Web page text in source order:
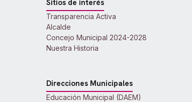
Sitios de interés
Transparencia Activa
Alcalde
Concejo Municipal 2024-2028
Nuestra Historia
Direcciones Municipales
Educación Municipal (DAEM)